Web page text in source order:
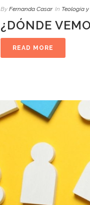
By Fernanda Casar In Teología
¿DÓNDE
READ MORE